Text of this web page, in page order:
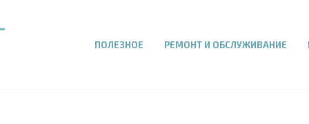
ПОЛЕЗНОЕ РЕМОНТ И ОБСЛУЖИВАНИЕ